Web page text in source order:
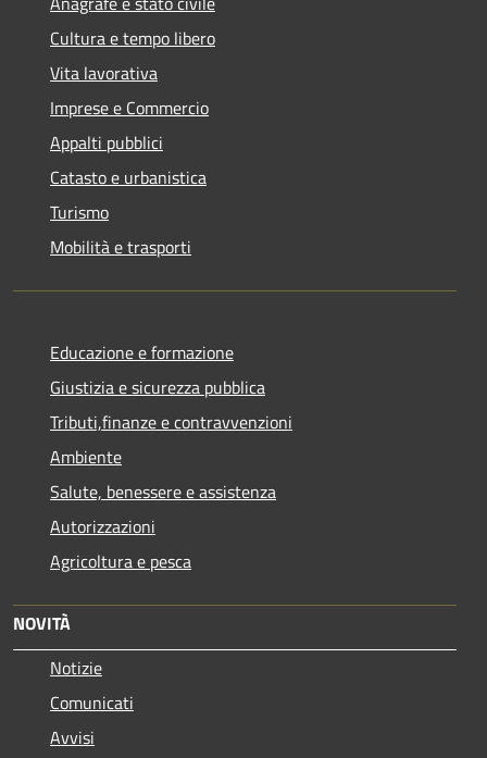
Cultura e tempo libero
Vita lavorativa
Imprese e Commercio
Appalti pubblici
Catasto e urbanistica
Turismo
Mobilità e trasporti
Educazione e formazione
Giustizia e sicurezza pubblica
Tributi,finanze e contravvenzioni
Ambiente
Salute, benessere e assistenza
Autorizzazioni
Agricoltura e pesca
NOVITÀ
Notizie
Comunicati
Avvisi